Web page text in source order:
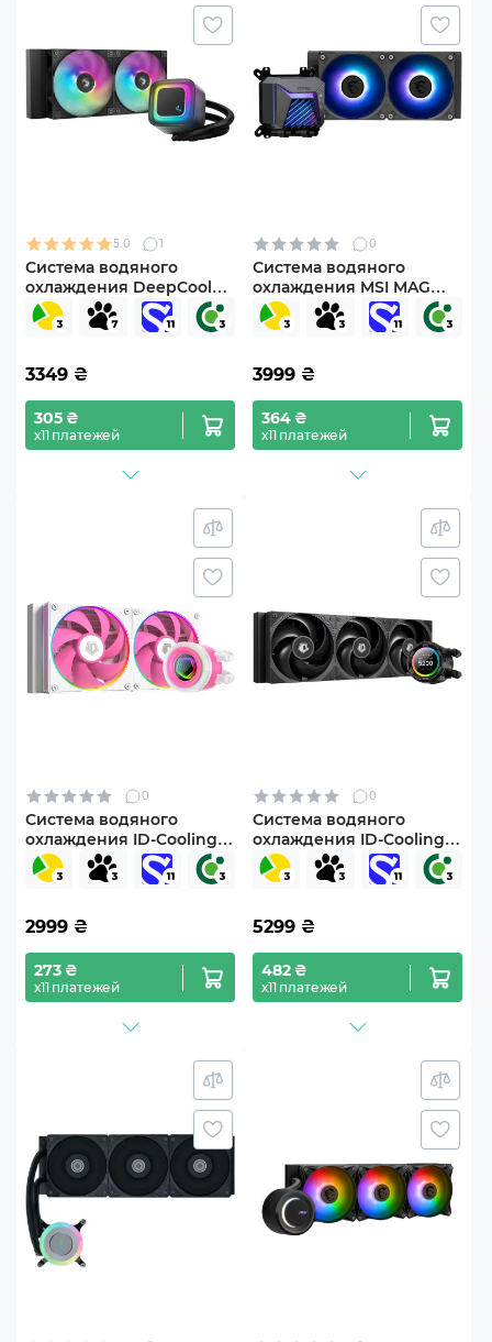
5.0 1
Система водяного
охлаждения DeepCool
LE240 V2 (R-LE240-
BKAMMC-G-2)
3349 ₴
305 ₴
х11 платежей
0
Система водяного
охлаждения MSI MAG
CORELIQUID A15 240
3999 ₴
364 ₴
х11 платежей
0
Система водяного
охлаждения ID-Cooling
FX240 INF Pink
2999 ₴
273 ₴
х11 платежей
0
Система водяного
охлаждения ID-Cooling
SL360 Pro SE
5299 ₴
482 ₴
х11 платежей